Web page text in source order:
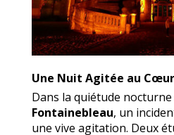
Une Nuit Agitée au
Dans la quiétude nocturne
Fontainebleau, un
une vive agitation. Deux